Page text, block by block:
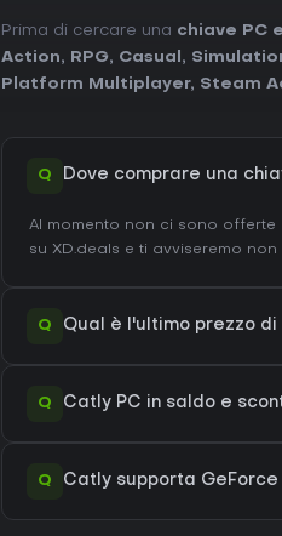
Prima di cercare una chiave PC
Action, RPG, Casual ,
Platform Multiplayer, Steam
Q Dove comprare una
Al momento non ci sono offerte
su XD.deals e ti avviseremo
Q Qual è l'ultimo prezzo
Q Catly PC in saldo e
Q Catly supporta GeForce